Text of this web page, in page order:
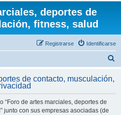
deportes de
fitness, salud
Identificarse
Registrarse
c
de contacto, musculación,
“Foro de artes marciales, deportes de
junto con sus empresas asociadas (de